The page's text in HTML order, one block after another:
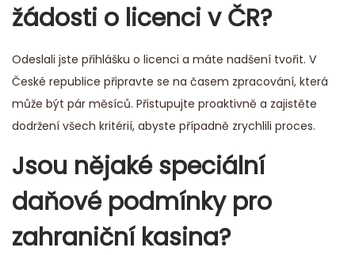
žádosti o licenci v ČR?
Odeslali jste přihlášku o licenci a máte nadšení tvořit. V
České republice připravte se na časem zpracování, která
může být pár měsíců. Přistupujte proaktivně a zajistěte
dodržení všech kritérií, abyste případně zrychlili proces.
Jsou nějaké speciální
daňové podmínky pro
zahraniční kasina?